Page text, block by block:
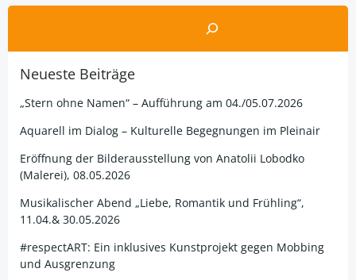
Suchen
Neueste Beiträge
„Stern ohne Namen“ – Aufführung am 04./05.07.2026
Aquarell im Dialog – Kulturelle Begegnungen im Pleinair
Eröffnung der Bilderausstellung von Anatolii Lobodko
(Malerei), 08.05.2026
Musikalischer Abend „Liebe, Romantik und Frühling“,
11.04.& 30.05.2026
#respectART: Ein inklusives Kunstprojekt gegen Mobbing
und Ausgrenzung